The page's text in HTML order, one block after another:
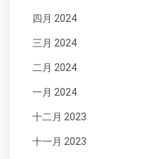
四月 2024
三月 2024
二月 2024
一月 2024
十二月 2023
十一月 2023